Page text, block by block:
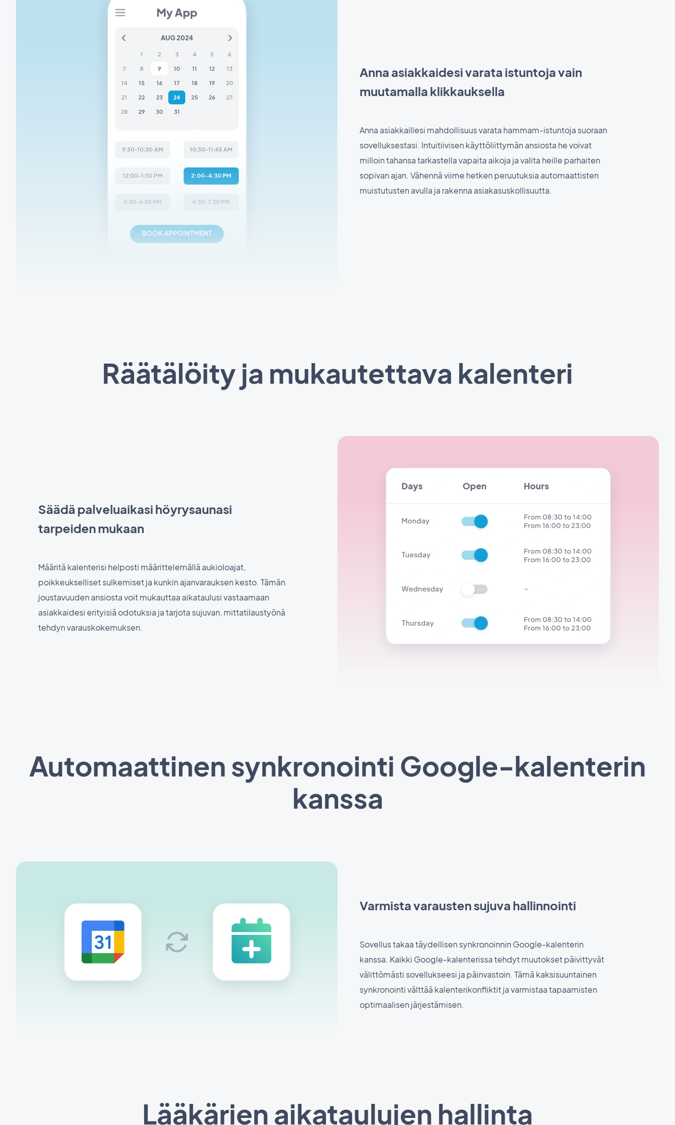
Anna asiakkaidesi varata istuntoja vain
muutamalla klikkauksella
Anna asiakkaillesi mahdollisuus varata hammam-istuntoja suoraan
sovelluksestasi. Intuitiivisen käyttöliittymän ansiosta he voivat
milloin tahansa tarkastella vapaita aikoja ja valita heille parhaiten
sopivan ajan. Vähennä viime hetken peruutuksia automaattisten
muistutusten avulla ja rakenna asiakasuskollisuutta.
Räätälöity ja mukautettava kalenteri
Säädä palveluaikasi höyrysaunasi
tarpeiden mukaan
Määritä kalenterisi helposti määrittelemällä aukioloajat,
poikkeukselliset sulkemiset ja kunkin ajanvarauksen kesto. Tämän
joustavuuden ansiosta voit mukauttaa aikataulusi vastaamaan
asiakkaidesi erityisiä odotuksia ja tarjota sujuvan, mittatilaustyönä
tehdyn varauskokemuksen.
Automaattinen synkronointi Google-kalenterin
kanssa
Varmista varausten sujuva hallinnointi
Sovellus takaa täydellisen synkronoinnin Google-kalenterin
kanssa. Kaikki Google-kalenterissa tehdyt muutokset päivittyvät
välittömästi sovellukseesi ja päinvastoin. Tämä kaksisuuntainen
synkronointi välttää kalenterikonfliktit ja varmistaa tapaamisten
optimaalisen järjestämisen.
Lääkärien aikataulujen hallinta